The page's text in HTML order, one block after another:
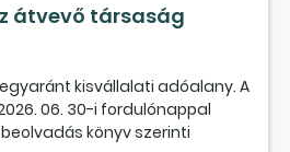
átvevő társaság
egyaránt kisvállalati adóalany. A
06. 30-i fordulónappal
beolvadás könyv szerinti